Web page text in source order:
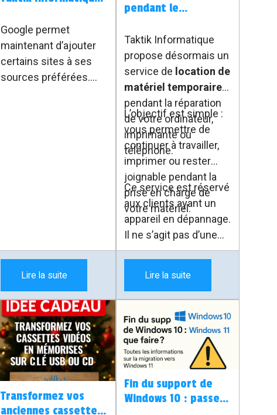
préférées Google
Google permet
maintenant d’ajouter
certains sites à ses
sources préférées.
Lire la suite
pendant le
imprimante,
téléphone
Taktik Informatique
propose désormais un
service de location de
matériel temporaire
pendant la réparation
de votre ordinateur,
imprimante ou
téléphone.
L’objectif est simple :
vous permettre de
continuer à travailler,
imprimer ou rester
joignable pendant la
prise en charge de
votre matériel.
Ce service est réservé
aux clients ayant un
appareil en dépannage.
Il ne s’agit pas d’une
location classique
Lire la suite
Transformez vos
anciennes cassettes
Fin du support de
Windows 10 : passer